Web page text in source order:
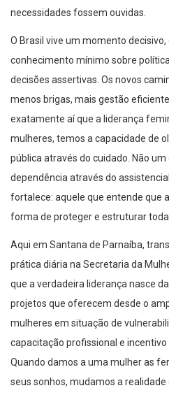
necessidades fossem ouvidas.
O Brasil vive um momento
conhecimento mínimo sobre
decisões assertivas. Os novos
menos brigas, mais gestão
exatamente aí que a liderança
mulheres, temos a capacidade de
pública através do cuidado. Não
dependência através do
fortalece: aquele que entende que
forma de proteger e estruturar
Aqui em Santana de Parnaíba,
prática diária na Secretaria da
que a verdadeira liderança nasce
projetos que oferecem desde o
mulheres em situação de
capacitação profissional e
Quando damos a uma mulher as
seus sonhos, mudamos a